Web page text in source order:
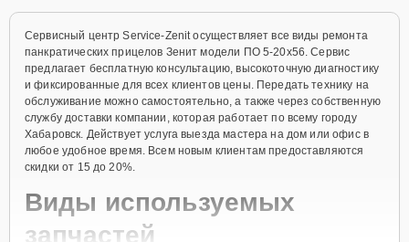
Сервисный центр Service-Zenit осуществляет все виды ремонта
панкратических прицелов Зенит модели ПO 5-20x56. Сервис
предлагает бесплатную консультацию, высокоточную диагностику
и фиксированные для всех клиентов цены. Передать технику на
обслуживание можно самостоятельно, а также через собственную
службу доставки компании, которая работает по всему городу
Хабаровск. Действует услуга выезда мастера на дом или офис в
любое удобное время. Всем новым клиентам предоставляются
скидки от 15 до 20%.
Виды используемых
запчастей